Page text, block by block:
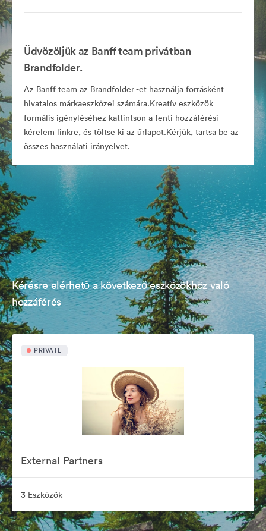
Üdvözöljük az Banff team privátban
Brandfolder.
Az Banff team az Brandfolder -et használja forrásként
hivatalos márkaeszközei számára.Kreatív eszközök
formális igényléséhez kattintson a fenti hozzáférési
kérelem linkre, és töltse ki az űrlapot.Kérjük, tartsa be az
összes használati irányelvet.
Kérésre elérhető a következő eszközökhöz való
hozzáférés
PRIVATE
External Partners
3 Eszközök